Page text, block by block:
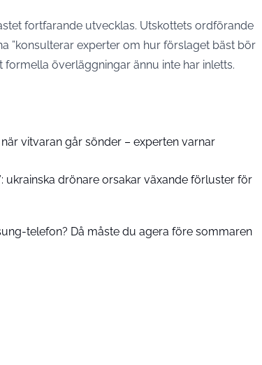
fortfarande utvecklas. Utskottets ordförande
”konsulterar experter om hur förslaget bäst bör
formella överläggningar ännu inte har inletts.
vitvaran går sönder – experten varnar
ukrainska drönare orsakar växande förluster för
telefon? Då måste du agera före sommaren